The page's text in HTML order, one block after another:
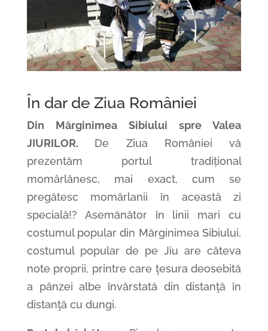
În dar de Ziua României
Din Mărginimea Sibiului spre Valea
JIURILOR. De ZiuaRomânieivă
prezentăm portultradițional
momârlănesc, mai exact, cumse
pregătesc momârlanii în aceastăzi
specială!? Asemănător în linii mari cu
costumul popular din Mărginimea Sibiului,
costumul popular de pe Jiu are câteva
note proprii, printre care ţesura deosebită
a pânzei albe învârstată din distanţă în
distanţă cu dungi.